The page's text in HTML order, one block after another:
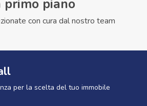
primo piano
con cura dal nostro team
per la scelta del tuo immobile